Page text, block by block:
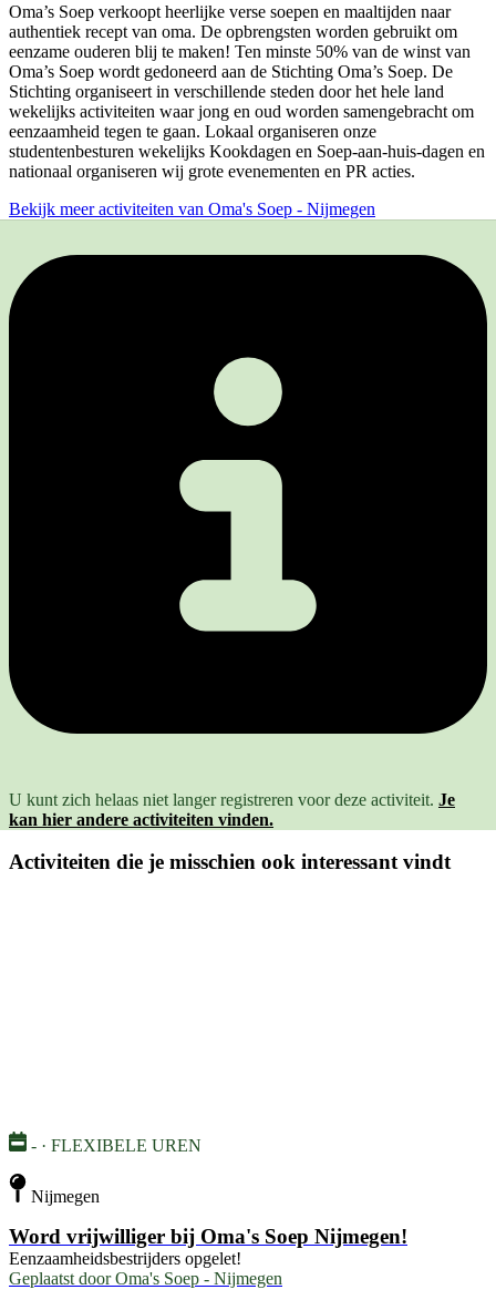
Oma’s Soep verkoopt heerlijke verse soepen en maaltijden naar
authentiek recept van oma. De opbrengsten worden gebruikt om
eenzame ouderen blij te maken! Ten minste 50% van de winst van
Oma’s Soep wordt gedoneerd aan de Stichting Oma’s Soep. De
Stichting organiseert in verschillende steden door het hele land
wekelijks activiteiten waar jong en oud worden samengebracht om
eenzaamheid tegen te gaan. Lokaal organiseren onze
studentenbesturen wekelijks Kookdagen en Soep-aan-huis-dagen en
nationaal organiseren wij grote evenementen en PR acties.
Bekijk meer activiteiten van Oma's Soep - Nijmegen
U kunt zich helaas niet langer registreren voor deze activiteit. Je
kan hier andere activiteiten vinden.
Activiteiten die je misschien ook interessant vindt
- · FLEXIBELE UREN
Nijmegen
Word vrijwilliger bij Oma's Soep Nijmegen!
Eenzaamheidsbestrijders opgelet!
Geplaatst door Oma's Soep - Nijmegen